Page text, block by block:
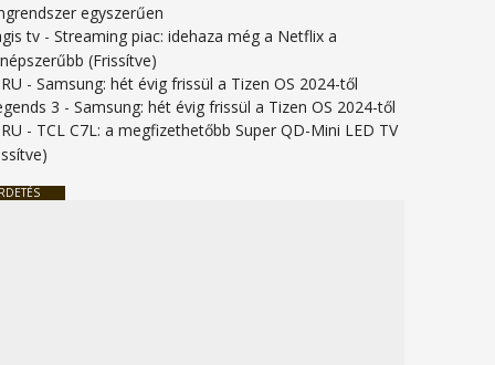
egyszerűen
tv -Streaming piac: idehaza még a Netflix a
(Frissítve)
-Samsung: hét évig frissül a Tizen OS 2024-től
3 -Samsung: hét évig frissül a Tizen OS 2024-től
- TCL C7L: a megfizethetőbb Super QD-Mini LED TV